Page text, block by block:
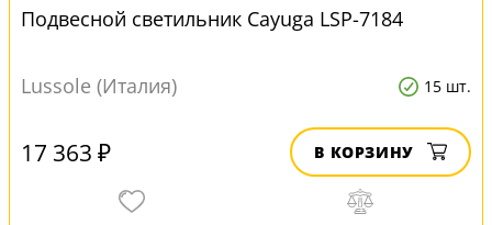
Подвесной светильник Cayuga LSP-7184
Lussole (Италия) 15 шт.
17 363 ₽ В КОРЗИНУ